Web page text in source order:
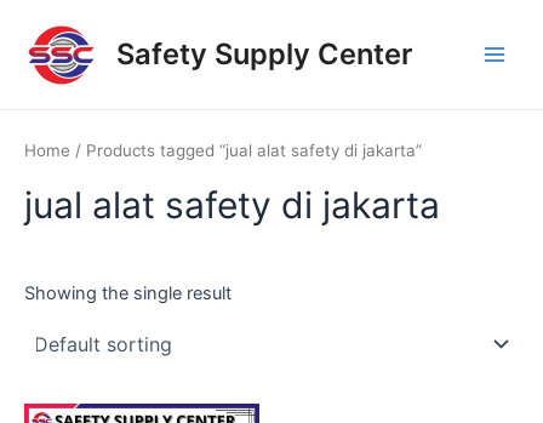
content
Safety Supply Center
Home / Products tagged “jual alat safety di jakarta”
jual alat safety di jakarta
Showing the single result